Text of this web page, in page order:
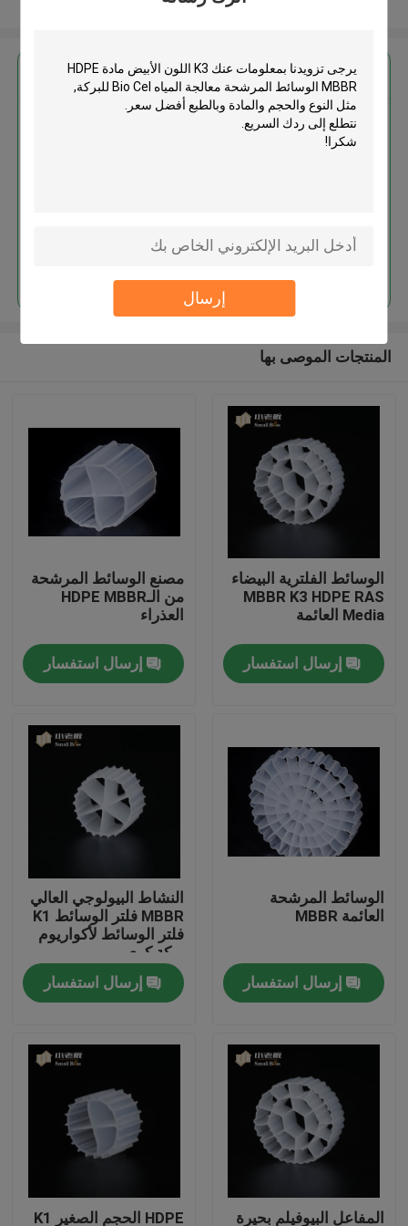
إرسال
منتجات
معلومات عنا
مراقبة الجودة
اتصل بنا
مدونة
اطلب اقتباس
الوسائط المرشحة MBBR
MBBR بيو ميديا
احصل على افضل سعر ل
المنتجات الموصى بها
الوسائط الفلترية البيضاء
MBBR K3 HDPE RAS
Media العائمة
إرسال استفسار
مصنع الوسائط المرشحة
من الـHDPE MBBR
العذراء
إرسال استفسار
الوسائط المرشحة
العائمة MBBR
إرسال استفسار
النشاط البيولوجي العالي
MBBR فلتر الوسائط K1
فلتر الوسائط لأكواريوم
بركة كوي
إرسال استفسار
المفاعل البيوفيلم بحيرة HDPE الحجم الصغير K1